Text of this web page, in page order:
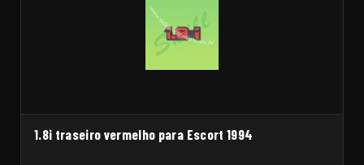
1.8i traseiro vermelho para Escort 1994